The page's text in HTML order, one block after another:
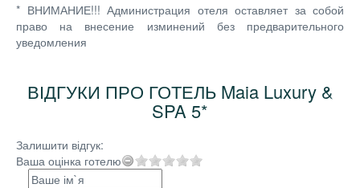
* ВНИМАНИЕ!!! Администрация отеля оставляет за собой
право на внесение изминений без предварительного
уведомления
ВІДГУКИ ПРО ГОТЕЛЬ Maia Luxury &
SPA 5*
Залишити відгук:
Ваша оцінка готелю